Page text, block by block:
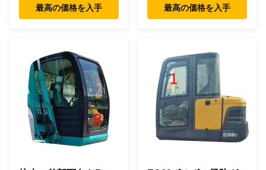
最高の価格を入手 最高の価格を入手